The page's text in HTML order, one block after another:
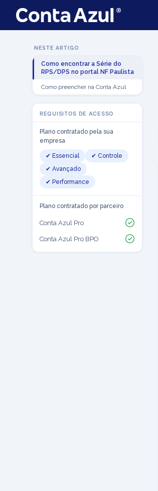
NESTE ARTIGO
Como encontrar a Série do
RPS/DPS no portal NF Paulista
Como preencher na Conta Azul
REQUISITOS DE ACESSO
Plano contratado pela sua
empresa
✔ Essencial
✔ Controle
✔ Avançado
✔ Performance
Plano contratado por parceiro
Conta Azul Pro
Conta Azul Pro BPO